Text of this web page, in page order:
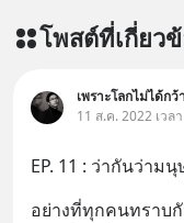
โพสต์ที่เกี่ยว
เพราะโลกไม่ได้กว้
11 ส.ค. 2022 เวล
EP. 11 : ว่ากันว่าม
อย่างที่ทุกคนทราบ